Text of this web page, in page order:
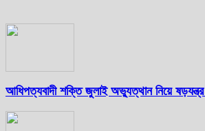
আধিপত্যবাদী শক্তি জুলাই অভ্যুত্থান নিয়ে ষড়যন্ত্র